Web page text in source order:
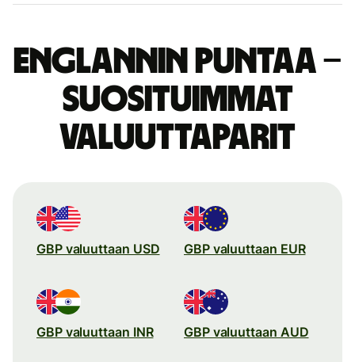
Englannin puntaa –
suosituimmat
valuuttaparit
GBP valuuttaan USD GBP valuuttaan EUR
GBP valuuttaan INR GBP valuuttaan AUD